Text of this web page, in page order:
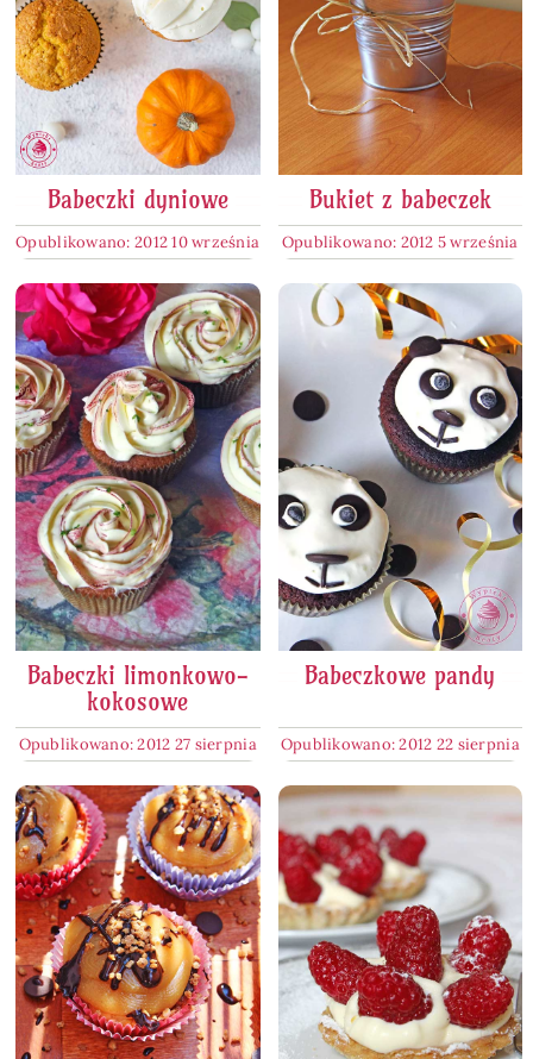
Babeczki dyniowe
Opublikowano: 2012 10 września
Bukiet z babeczek
Opublikowano: 2012 5 września
Babeczki limonkowo-
kokosowe
Opublikowano: 2012 27 sierpnia
Babeczkowe pandy
Opublikowano: 2012 22 sierpnia